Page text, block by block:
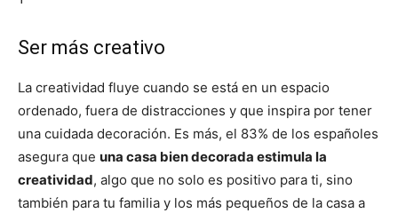
Ser más creativo
La creatividad fluye cuando se está en un espacio
ordenado, fuera de distracciones y que inspira por tener
una cuidada decoración. Es más, el 83% de los españoles
asegura que una casa bien decorada estimula la
creatividad, algo que no solo es positivo para ti, sino
también para tu familia y los más pequeños de la casa a